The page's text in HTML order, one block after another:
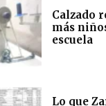
Calzado
más
escuela
Lo que